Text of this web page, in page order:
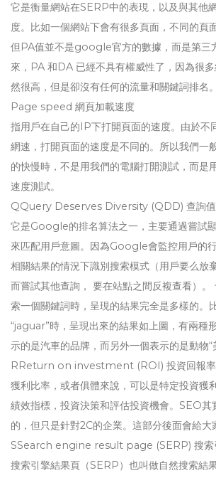
它是衡量網站在SERP中的表現，以及與其他
度。比如一個網站下會有很多頁面，不同的頁
但PA值並不是google官方的數據，而是第三
來，PA 和DA 已經不具有權威性了，因為很
然很高，但是卻沒有任何的流量和關鍵詞排名。
Page speed 網頁加載速度
指用戶在自己的IP下打開頁面的速度。由於不
網速，打開頁面的速度是不同的。所以我們一
的快慢時，不是用我們的電腦打開測試，而是
速度測試。
QQuery Deserves Diversity (QDD) 查詢值
它是Google的排名算法之一，主要通過嘗試
來匹配用戶意圖。因為Google會監控用戶的
相關結果的情況下識別搜索模式（用戶要么放
而嘗試其他查詢， 要在站點之間反複查看）。
索一個關鍵詞時，呈現的結果完全是多樣的。
“jaguar”時，呈現出來的結果如上圖，有兩種
示的是汽車的品牌，而另外一個表示的是動物“
RReturn on investment (ROI) 投資回報率
獲利比率，或者俱體來說，可以是特定投資獲
績效指標，投資決策和評估投資機會。SEO
的，但只是針對2C的企業。這部分後面會給大
SSearch engine result page (SERP) 搜索
搜索引擎結果頁（SERP）也叫做自然搜索結